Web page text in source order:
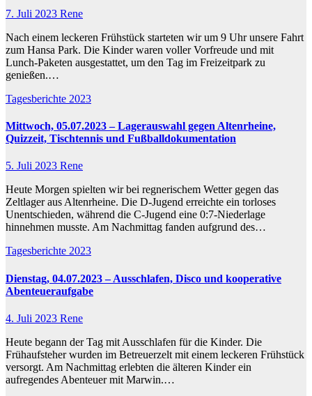
7. Juli 2023 Rene
Nach einem leckeren Frühstück starteten wir um 9 Uhr unsere Fahrt
zum Hansa Park. Die Kinder waren voller Vorfreude und mit
Lunch-Paketen ausgestattet, um den Tag im Freizeitpark zu
genießen.…
Tagesberichte 2023
Mittwoch, 05.07.2023 – Lagerauswahl gegen Altenrheine,
Quizzeit, Tischtennis und Fußballdokumentation
5. Juli 2023 Rene
Heute Morgen spielten wir bei regnerischem Wetter gegen das
Zeltlager aus Altenrheine. Die D-Jugend erreichte ein torloses
Unentschieden, während die C-Jugend eine 0:7-Niederlage
hinnehmen musste. Am Nachmittag fanden aufgrund des…
Tagesberichte 2023
Dienstag, 04.07.2023 – Ausschlafen, Disco und kooperative
Abenteueraufgabe
4. Juli 2023 Rene
Heute begann der Tag mit Ausschlafen für die Kinder. Die
Frühaufsteher wurden im Betreuerzelt mit einem leckeren Frühstück
versorgt. Am Nachmittag erlebten die älteren Kinder ein
aufregendes Abenteuer mit Marwin.…